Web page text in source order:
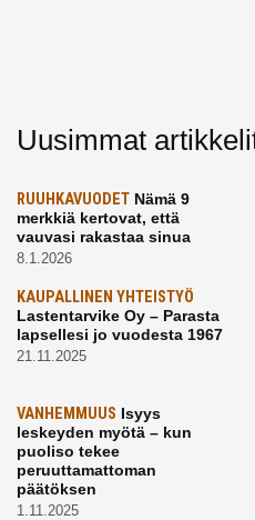
Uusimmat
RUUHKAVUODET Nämä 9
merkkiä kertovat, että
vauvasi rakastaa sinua
8.1.2026
KAUPALLINEN YHTEISTYÖ
Lastentarvike Oy – Parasta
lapsellesi jo vuodesta 1967
21.11.2025
VANHEMMUUS Isyys
leskeyden myötä – kun
puoliso tekee
peruuttamattoman
päätöksen
1.11.2025